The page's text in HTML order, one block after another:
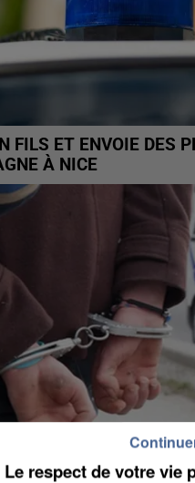
FILS ET ENVOIE DES
À NICE
Le respect de votre vie